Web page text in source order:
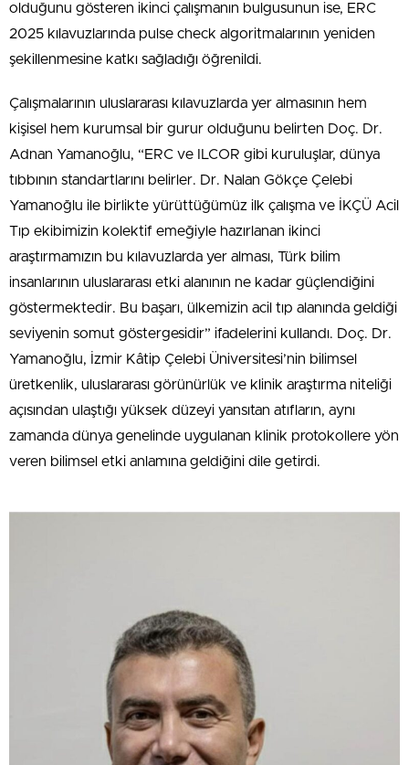
olduğunu gösteren ikinci çalışmanın bulgusunun ise, ERC
2025 kılavuzlarında pulse check algoritmalarının yeniden
şekillenmesine katkı sağladığı öğrenildi.
Çalışmalarının uluslararası kılavuzlarda yer almasının hem
kişisel hem kurumsal bir gurur olduğunu belirten Doç. Dr.
Adnan Yamanoğlu, “ERC ve ILCOR gibi kuruluşlar, dünya
tıbbının standartlarını belirler. Dr. Nalan Gökçe Çelebi
Yamanoğlu ile birlikte yürüttüğümüz ilk çalışma ve İKÇÜ Acil
Tıp ekibimizin kolektif emeğiyle hazırlanan ikinci
araştırmamızın bu kılavuzlarda yer alması, Türk bilim
insanlarının uluslararası etki alanının ne kadar güçlendiğini
göstermektedir. Bu başarı, ülkemizin acil tıp alanında geldiği
seviyenin somut göstergesidir” ifadelerini kullandı. Doç. Dr.
Yamanoğlu, İzmir Kâtip Çelebi Üniversitesi’nin bilimsel
üretkenlik, uluslararası görünürlük ve klinik araştırma niteliği
açısından ulaştığı yüksek düzeyi yansıtan atıfların, aynı
zamanda dünya genelinde uygulanan klinik protokollere yön
veren bilimsel etki anlamına geldiğini dile getirdi.